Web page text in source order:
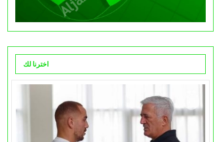
اخترنا لك